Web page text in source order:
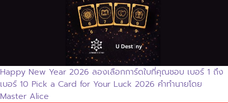
Happy New Year 2026 ลองเลือกการ์ดใบที่คุณชอบ เบอร์ 1 ถึง
เบอร์ 10 Pick a Card for Your Luck 2026 คำทำนายโดย
Master Alice